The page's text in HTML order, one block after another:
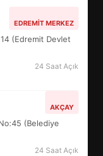
EDREMIT MERKEZ
(Edremit Devlet
24 Saat Açık
AKÇAY
(Belediye
24 Saat Açık
SÜRE
NEYİ